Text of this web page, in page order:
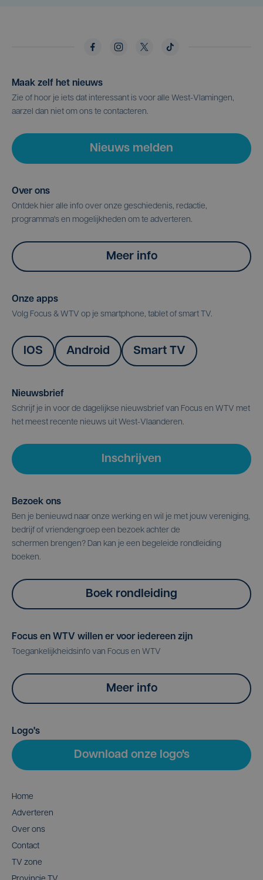
Maak zelf het nieuws
Zie of hoor je iets dat interessant is voor alle West-Vlamingen,
aarzel dan niet om ons te contacteren.
Nieuws melden
Over ons
Ontdek hier alle info over onze geschiedenis, redactie,
programma's en mogelijkheden om te adverteren.
Meer info
Onze apps
Volg Focus & WTV op je smartphone, tablet of smart TV.
IOS Android Smart TV
Nieuwsbrief
Schrijf je in voor de dagelijkse nieuwsbrief van Focus en WTV met
het meest recente nieuws uit West-Vlaanderen.
Inschrijven
Bezoek ons
Ben je benieuwd naar onze werking en wil je met jouw vereniging,
bedrijf of vriendengroep een bezoek achter de
schermen brengen? Dan kan je een begeleide rondleiding
boeken.
Boek rondleiding
Focus en WTV willen er voor iedereen zijn
Toegankelijkheidsinfo van Focus en WTV
Meer info
Logo's
Download onze logo's
Home
Adverteren
Over ons
Contact
TV zone